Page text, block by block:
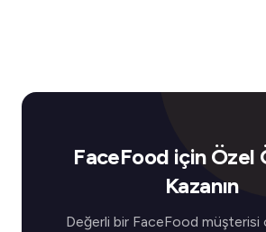
FaceFood için Özel
Kazanın
Değerli bir FaceFood müşterisi